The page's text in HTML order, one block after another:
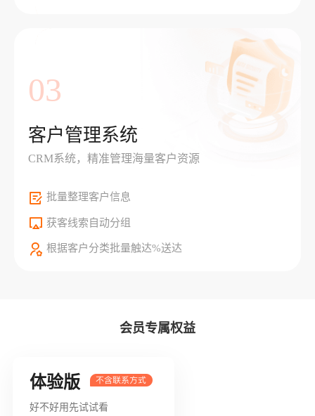
03
客户管理系统
CRM系统，精准管理海量客户资源
批量整理客户信息
获客线索自动分组
根据客户分类批量触达%送达
会员专属权益
体验版
好不好用先试试看